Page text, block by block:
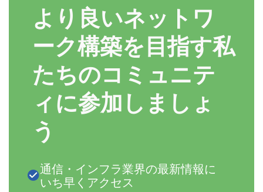
より良いネットワ
ーク構築を目指す私
たちのコミュニテ
ィに参加しましょ
う
通信・インフラ業界の最新情報に
いち早くアクセス